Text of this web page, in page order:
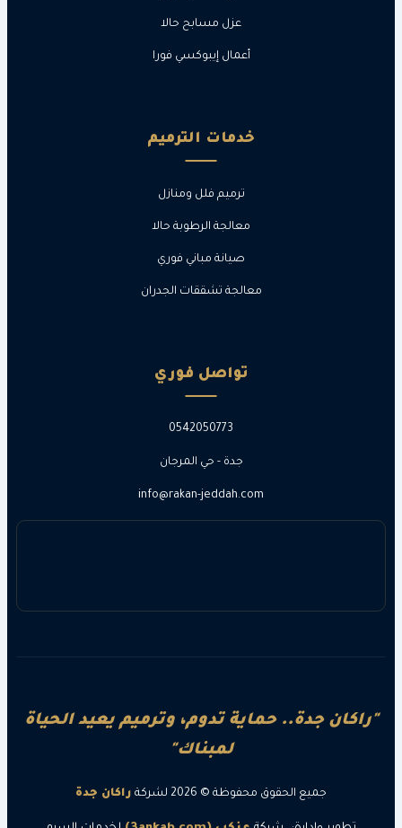
عزل مسابح حالا
أعمال إيبوكسي فورا
خدمات الترميم
ترميم فلل ومنازل
معالجة الرطوبة حالا
صيانة مباني فوري
معالجة تشققات الجدران
تواصل فوري
جدة - حي المرجان
info@rakan-jeddah.com
جدة.. حماية تدوم، وترميم يعيد الحياة
لمبناك"
جميع الحقوق محفوظة © 2026 لشركة راكان جدة